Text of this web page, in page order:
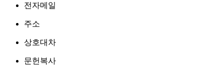
전자메일
주소
상호대차
문헌복사